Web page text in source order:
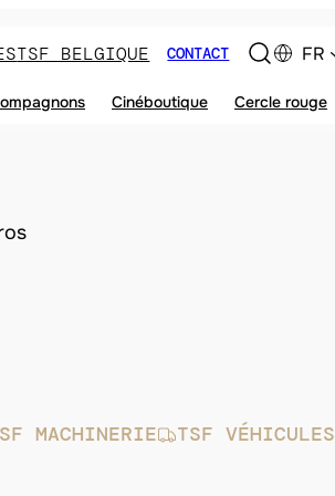
TSF BELGIQUE CONTACT FR
Cinéboutique Cercle rouge
MACHINERIE TSF VÉHICULES